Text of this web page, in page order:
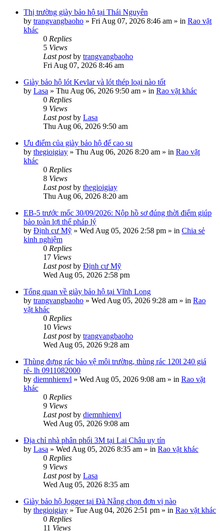
Thị trường giày bảo hộ tại Thái Nguyên
by trangvangbaoho » Fri Aug 07, 2026 8:46 am » in Rao vặt
khác
0 Replies
5 Views
Last postby trangvangbaoho
Fri Aug 07, 2026 8:46 am
Giày bảo hộ lót Kevlar và lót thép loại nào tốt
by Lasa » Thu Aug 06, 2026 9:50 am » in Rao vặt khác
0 Replies
9 Views
Last postby Lasa
Thu Aug 06, 2026 9:50 am
Ưu điểm của giày bảo hộ đế cao su
by thegioigiay » Thu Aug 06, 2026 8:20 am » in Rao vặt
khác
0 Replies
8 Views
Last postby thegioigiay
Thu Aug 06, 2026 8:20 am
EB-5 trước mốc 30/09/2026: Nộp hồ sơ đúng thời điểm giúp
bảo toàn lợi thế pháp lý
by Định cư Mỹ » Wed Aug 05, 2026 2:58 pm » in Chia sẻ
kinh nghiệm
0 Replies
17 Views
Last postby Định cư Mỹ
Wed Aug 05, 2026 2:58 pm
Tổng quan về giày bảo hộ tại Vĩnh Long
by trangvangbaoho » Wed Aug 05, 2026 9:28 am » in Rao
vặt khác
0 Replies
10 Views
Last postby trangvangbaoho
Wed Aug 05, 2026 9:28 am
Thùng đựng rác bảo vệ môi trường, thùng rác 120l 240 giá
rẻ- lh 0911082000
by diemnhienvl » Wed Aug 05, 2026 9:08 am » in Rao vặt
khác
0 Replies
9 Views
Last postby diemnhienvl
Wed Aug 05, 2026 9:08 am
Địa chỉ nhà phân phối 3M tại Lai Châu uy tín
by Lasa » Wed Aug 05, 2026 8:35 am » in Rao vặt khác
0 Replies
9 Views
Last postby Lasa
Wed Aug 05, 2026 8:35 am
Giày bảo hộ Jogger tại Đà Nẵng chọn đơn vị nào
by thegioigiay » Tue Aug 04, 2026 2:51 pm » in Rao vặt khác
0 Replies
11 Views